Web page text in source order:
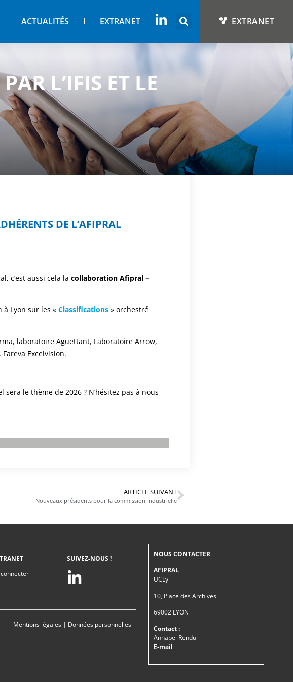
ACTUALITÉS EXTRANET EXTRANET
L’IFIS ET LE
DE L’AFIPRAL
c’est aussi cela la collaboration Afipral –
à Lyon sur les « Classifications » orchestré
laboratoire Aguettant, Laboratoire Arrow,
Excelvision.
le thème de 2026 ? N’hésitez pas à nous
ARTICLE SUIVANT
Nouveaux présidents pour la commission industrielle
SUIVEZ-NOUS !
Mentions légales | Données personnelles
NOUS CONTACTER
AFIPRAL
UCLy
10, Place des Archives
69002 LYON
Contact :
Annabel Rendu
E-mail